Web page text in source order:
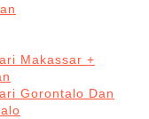
Makassar +
Gorontalo Dan